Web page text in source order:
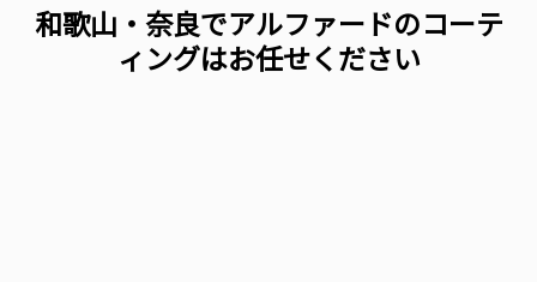
和歌山・奈良でアルファードのコーテ
ィングはお任せください